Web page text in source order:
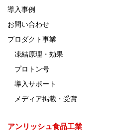
導入事例
お問い合わせ
プロダクト事業
凍結原理・効果
プロトン号
導入サポート
メディア掲載・受賞
アンリッシュ食品工業